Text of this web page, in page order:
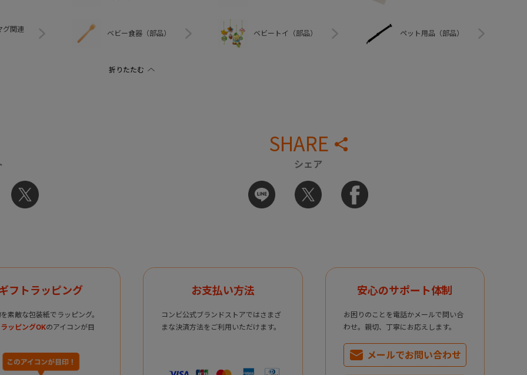
グ関連
ベビー食器（部品） ベビートイ（部品） ペット用品（部品）
SHARE
シェア
フトラッピング
素敵な包装紙でラッピング。
ッピングOKのアイコンが目
お支払い方法
コンビ公式ブランドストアではさまざ
まな決済方法をご利用いただけます。
安心のサポート体制
お困りのことを電話かメールで問い合
わせ。親切、丁寧にお応えします。
メールでお問い合わせ